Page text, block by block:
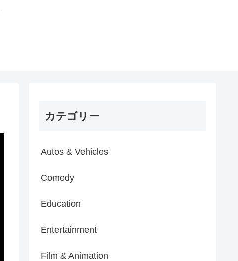
カテゴリー
Autos & Vehicles
Comedy
Education
Entertainment
Film & Animation